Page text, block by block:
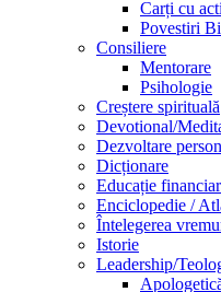
Carți cu
Povestiri
Consiliere
Mentorare
Psihologie
Creștere spirituală
Devotional/
Dezvoltare
Dicționare
Educație
Enciclopedie /
Întelegerea
Istorie
Leadership/